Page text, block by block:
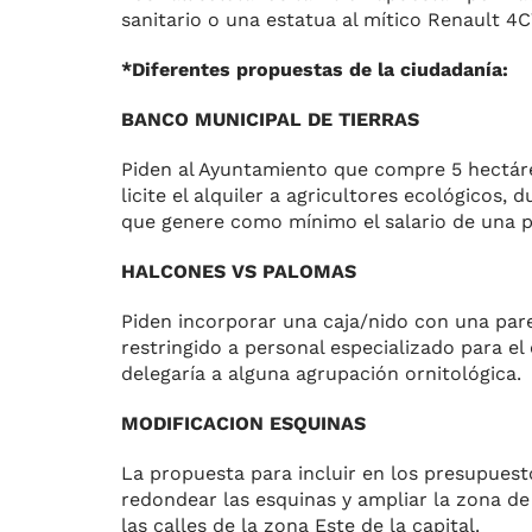
sanitario o una estatua al mítico Renault
*Diferentes propuestas de la ciudadanía:
BANCO MUNICIPAL DE TIERRAS
Piden al Ayuntamiento que compre 5
licite el alquiler a agricultores ecológicos,
que genere como mínimo el salario de una
HALCONES VS PALOMAS
Piden incorporar una caja/nido con una
restringido a personal especializado para
delegaría a alguna agrupación ornitológica.
MODIFICACION ESQUINAS
La propuesta para incluir en los
redondear las esquinas y ampliar la zona
las calles de la zona Este de la capital.